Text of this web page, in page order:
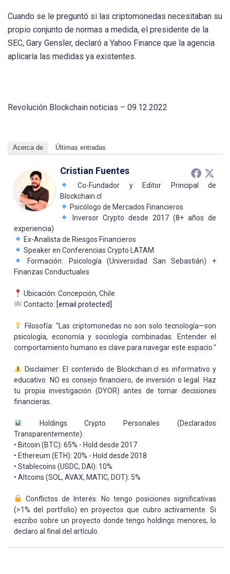
Cuando se le preguntó si las criptomonedas necesitaban su
propio conjunto de normas a medida, el presidente de la
SEC, Gary Gensler, declaró a Yahoo Finance que la agencia
aplicaría las medidas ya existentes.
Revolución Blockchain noticias – 09.12.2022
Acerca de Últimas entradas
Cristian Fuentes
Co-Fundador y Editor Principal de
Blockchain.cl
Psicólogo de Mercados Financieros
Inversor Crypto desde 2017 (8+ años de
experiencia)
Ex-Analista de Riesgos Financieros
Speaker en Conferencias Crypto LATAM
Formación: Psicología (Universidad San Sebastián) +
Finanzas Conductuales
Ubicación: Concepción, Chile
Contacto: [email protected]
Filosofía: "Las criptomonedas no son solo tecnología—son
psicología, economía y sociología combinadas. Entender el
comportamiento humano es clave para navegar este espacio."
Disclaimer: El contenido de Blockchain.cl es informativo y
educativo. NO es consejo financiero, de inversión o legal. Haz
tu propia investigación (DYOR) antes de tomar decisiones
financieras.
Holdings Crypto Personales (Declarados
Transparentemente):
• Bitcoin (BTC): 65% - Hold desde 2017
• Ethereum (ETH): 20% - Hold desde 2018
• Stablecoins (USDC, DAI): 10%
• Altcoins (SOL, AVAX, MATIC, DOT): 5%
Conflictos de Interés: No tengo posiciones significativas
(>1% del portfolio) en proyectos que cubro activamente. Si
escribo sobre un proyecto donde tengo holdings menores, lo
declaro al final del artículo.